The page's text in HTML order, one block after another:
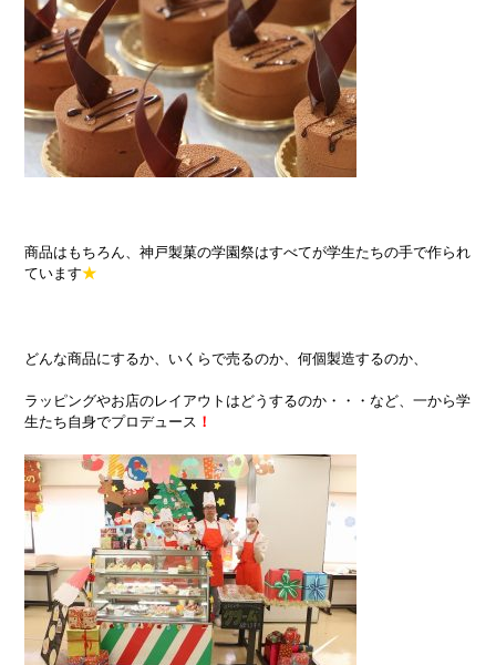
商品はもちろん、神戸製菓の学園祭はすべてが学生たちの手で作られ
ています★
どんな商品にするか、いくらで売るのか、何個製造するのか、
ラッピングやお店のレイアウトはどうするのか・・・など、一から学
生たち自身でプロデュース ！